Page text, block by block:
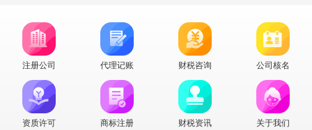
注册公司 代理记账 财税咨询 公司核名
资质许可 商标注册 财税资讯 关于我们